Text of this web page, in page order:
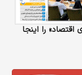
را اینجا